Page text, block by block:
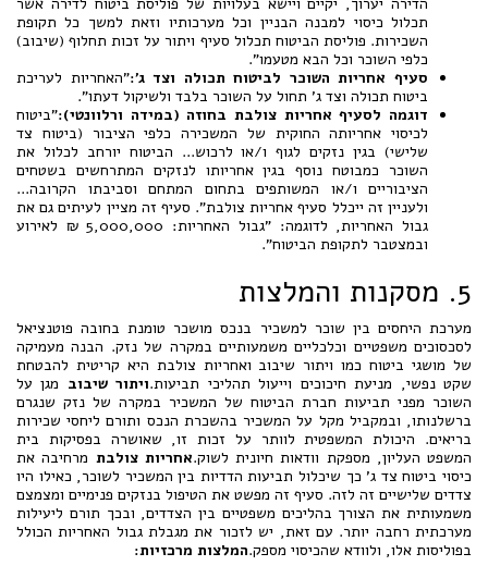
תכלול כיסוי למבנה הבניין וכל מערכותיו וזאת למשך כל תקופת
השכירות. פוליסת הביטוח תכלול סעיף ויתור על זכות תחלוף (שיבוב)
כלפי השוכר וכל הבא מטעמו".
סעיף אחריות השוכר לביטוח תכולה וצד ג':"האחריות לעריכת
ביטוח תכולה וצד ג' תחול על השוכר בלבד ולשיקול דעתו".
דוגמה לסעיף אחריות צולבת בחוזה (במידה ורלוונטי):"ביטוח
לכיסוי אחריותה החוקית של המשכירה כלפי הציבור (ביטוח צד
שלישי) בגין נזקים לגוף ו/או לרכוש... הביטוח יורחב לכלול את
השוכר כמבוטח נוסף בגין אחריותו לנזקים המתרחשים בשטחים
הציבוריים ו/או המשותפים בתחום המתחם וסביבתו הקרובה...
ולעניין זה ייכלל סעיף אחריות צולבת". סעיף זה מציין לעיתים גם את
גבול האחריות, לדוגמה: "גבול האחריות: 5,000,000 ₪ לאירוע
ובמצטבר לתקופת הביטוח".
5. מסקנות והמלצות
מערכת היחסים בין שוכר למשכיר בנכס מושכר טומנת בחובה פוטנציאל
לסכסוכים משפטיים וכלכליים משמעותיים במקרה של נזק. הבנה מעמיקה
של מושגי ביטוח כמו ויתור שיבוב ואחריות צולבת היא קריטית להבטחת
שקט נפשי, מניעת חיכוכים וייעול תהליכי תביעות.ויתור שיבוב מגן על
השוכר מפני תביעות חברת הביטוח של המשכיר במקרה של נזק שנגרם
ברשלנותו, ובמקביל מקל על המשכיר בהשכרת הנכס ותורם ליחסי שכירות
בריאים. היכולת המשפטית לוותר על זכות זו, שאושרה בפסיקות בית
המשפט העליון, מספקת וודאות חיונית לשוק.אחריות צולבת מרחיבה את
כיסוי ביטוח צד ג' כך שיכלול תביעות הדדיות בין המשכיר לשוכר, כאילו היו
צדדים שלישיים זה לזה. סעיף זה מפשט את הטיפול בנזקים פנימיים ומצמצם
משמעותית את הצורך בהליכים משפטיים בין הצדדים, ובכך תורם ליעילות
מערכתית רחבה יותר. עם זאת, יש לזכור את מגבלת גבול האחריות הכולל
בפוליסות אלו, ולוודא שהכיסוי מספק.המלצות מרכזיות: